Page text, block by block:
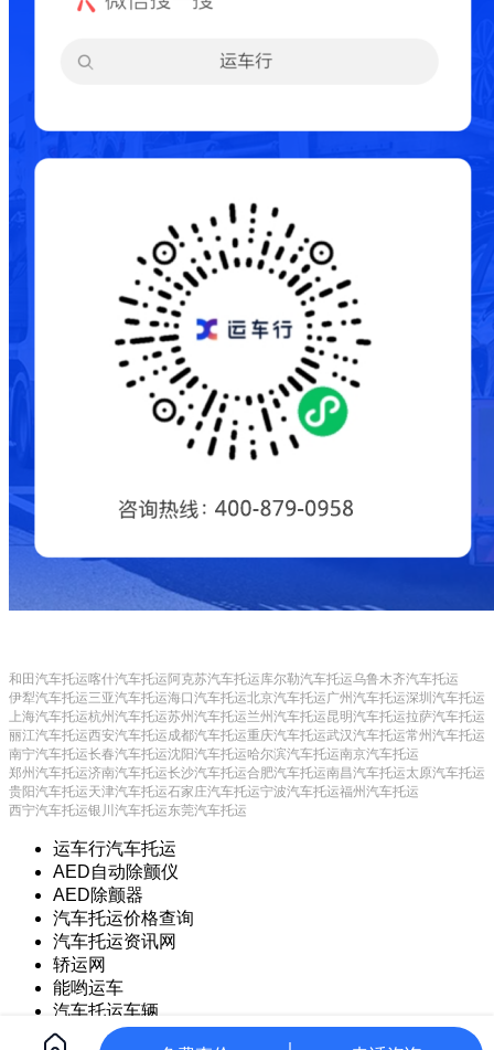
和田汽车托运喀什汽车托运阿克苏汽车托运库尔勒汽车托运乌鲁木齐汽车托运
伊犁汽车托运三亚汽车托运海口汽车托运北京汽车托运广州汽车托运深圳汽车托运
上海汽车托运杭州汽车托运苏州汽车托运兰州汽车托运昆明汽车托运拉萨汽车托运
丽江汽车托运西安汽车托运成都汽车托运重庆汽车托运武汉汽车托运常州汽车托运
南宁汽车托运长春汽车托运沈阳汽车托运哈尔滨汽车托运南京汽车托运
郑州汽车托运济南汽车托运长沙汽车托运合肥汽车托运南昌汽车托运太原汽车托运
贵阳汽车托运天津汽车托运石家庄汽车托运宁波汽车托运福州汽车托运
西宁汽车托运银川汽车托运东莞汽车托运
运车行汽车托运
AED自动除颤仪
AED除颤器
汽车托运价格查询
汽车托运资讯网
轿运网
能哟运车
汽车托运车辆